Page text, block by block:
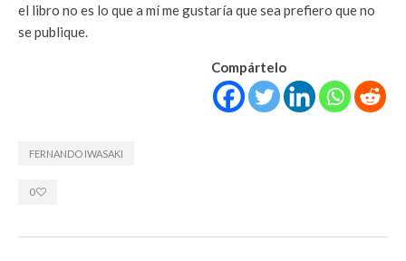
el libro no es lo que a mí me gustaría que sea prefiero que no
se publique.
Compártelo
FERNANDO IWASAKI
0